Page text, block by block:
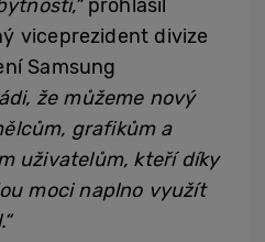
prohlásil
viceprezident divize
Samsung
že můžeme nový
grafikům a
uživatelům, kteří díky
moci naplno využít